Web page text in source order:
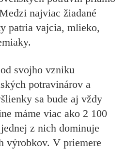
najviac žiadané
patria vajcia, mlieko,
svojho vzniku
potravinárov a
sa bude aj vždy
máme viac ako 2 100
z nich dominuje
výrobkov. V priemere